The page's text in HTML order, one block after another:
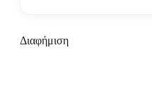
Διαφήμιση